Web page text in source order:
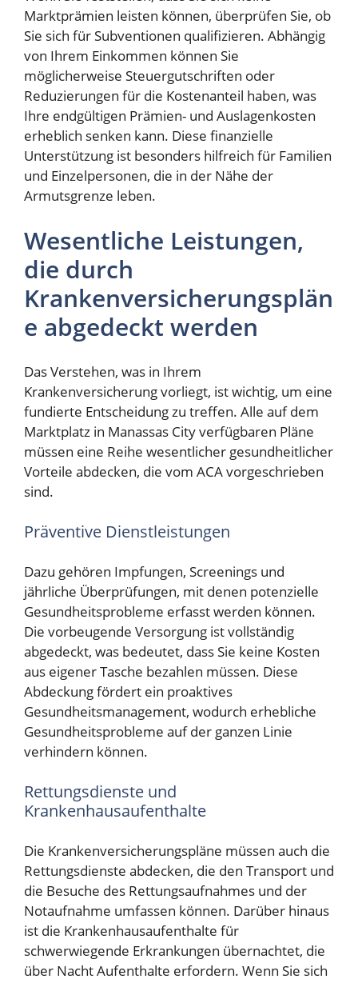
Marktprämien leisten können, überprüfen Sie, ob
Sie sich für Subventionen qualifizieren. Abhängig
von Ihrem Einkommen können Sie
möglicherweise Steuergutschriften oder
Reduzierungen für die Kostenanteil haben, was
Ihre endgültigen Prämien- und Auslagenkosten
erheblich senken kann. Diese finanzielle
Unterstützung ist besonders hilfreich für Familien
und Einzelpersonen, die in der Nähe der
Armutsgrenze leben.
Wesentliche Leistungen,
die durch
Krankenversicherungsplän
e abgedeckt werden
Das Verstehen, was in Ihrem
Krankenversicherung vorliegt, ist wichtig, um eine
fundierte Entscheidung zu treffen. Alle auf dem
Marktplatz in Manassas City verfügbaren Pläne
müssen eine Reihe wesentlicher gesundheitlicher
Vorteile abdecken, die vom ACA vorgeschrieben
sind.
Präventive Dienstleistungen
Dazu gehören Impfungen, Screenings und
jährliche Überprüfungen, mit denen potenzielle
Gesundheitsprobleme erfasst werden können.
Die vorbeugende Versorgung ist vollständig
abgedeckt, was bedeutet, dass Sie keine Kosten
aus eigener Tasche bezahlen müssen. Diese
Abdeckung fördert ein proaktives
Gesundheitsmanagement, wodurch erhebliche
Gesundheitsprobleme auf der ganzen Linie
verhindern können.
Rettungsdienste und
Krankenhausaufenthalte
Die Krankenversicherungspläne müssen auch die
Rettungsdienste abdecken, die den Transport und
die Besuche des Rettungsaufnahmes und der
Notaufnahme umfassen können. Darüber hinaus
ist die Krankenhausaufenthalte für
schwerwiegende Erkrankungen übernachtet, die
über Nacht Aufenthalte erfordern. Wenn Sie sich